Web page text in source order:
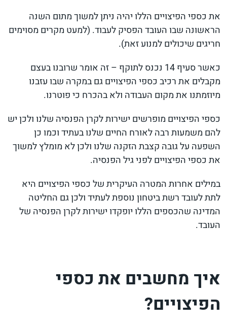
את כספי הפיצויים הללו יהיה ניתן למשוך מתום השנה
הראשונה שבו העובד הפסיק לעבוד. (למעט מקרים מסוימים
חריגים שיכולים למנוע זאת).
כאשר סעיף 14 נכנס לתוקף – זה אומר שרובנו בעצם
מקבלים את רכיב כספי הפיצויים גם במקרה שבו עזבנו
מיוזמתנו את מקום העבודה ולא בהכרח כי פוטרנו.
כספי הפיצויים מופרשים ישירות לקרן הפנסיה שלנו ולכן יש
להם משמעות רבה לאורח החיים שלנו בעתיד וכמו כן
השפעה על גובה קצבת הזקנה שלנו ולכן לא מומלץ למשוך
את כספי הפיצויים לפני גיל הפנסיה.
במילים אחרות המטרה העיקרית של כספי הפיצויים היא
לתת לעובד רשת ביטחון נוספת לעתיד ולכן גם החליטה
המדינה שהכספים הללו יופקדו ישירות לקרן הפנסיה של
העובד.
איך מחשבים את כספי
הפיצויים?